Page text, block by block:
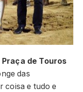
Praça de Touros
das
coisa e tudo e